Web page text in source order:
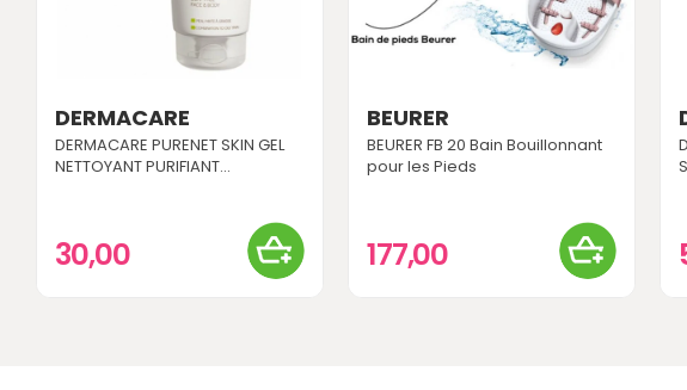
DERMACARE
DERMACARE PURENET SKIN GEL
NETTOYANT PURIFIANT...
30,00
BEURER
BEURER FB 20 Bain Bouillonnant
pour les Pieds
177,00